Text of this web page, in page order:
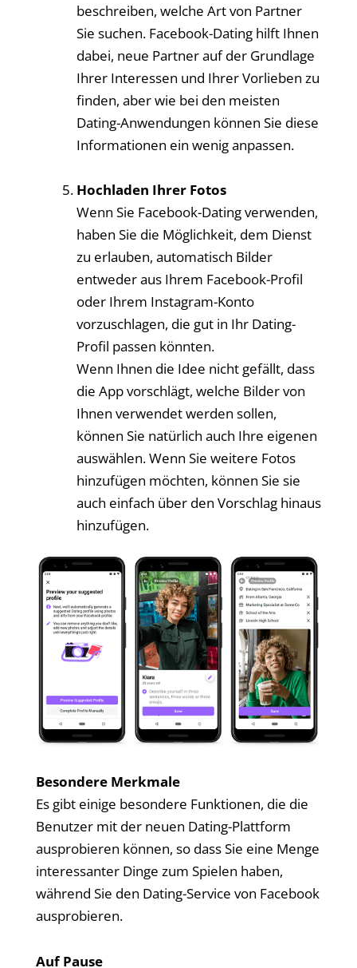
beschreiben, welche Art von Partner
Sie suchen. Facebook-Dating hilft Ihnen
dabei, neue Partner auf der Grundlage
Ihrer Interessen und Ihrer Vorlieben zu
finden, aber wie bei den meisten
Dating-Anwendungen können Sie diese
Informationen ein wenig anpassen.
Hochladen Ihrer Fotos
Wenn Sie Facebook-Dating verwenden,
haben Sie die Möglichkeit, dem Dienst
zu erlauben, automatisch Bilder
entweder aus Ihrem Facebook-Profil
oder Ihrem Instagram-Konto
vorzuschlagen, die gut in Ihr Dating-
Profil passen könnten.
Wenn Ihnen die Idee nicht gefällt, dass
die App vorschlägt, welche Bilder von
Ihnen verwendet werden sollen,
können Sie natürlich auch Ihre eigenen
auswählen. Wenn Sie weitere Fotos
hinzufügen möchten, können Sie sie
auch einfach über den Vorschlag hinaus
hinzufügen.
Besondere Merkmale
Es gibt einige besondere Funktionen, die die
Benutzer mit der neuen Dating-Plattform
ausprobieren können, so dass Sie eine Menge
interessanter Dinge zum Spielen haben,
während Sie den Dating-Service von Facebook
ausprobieren.
Auf Pause